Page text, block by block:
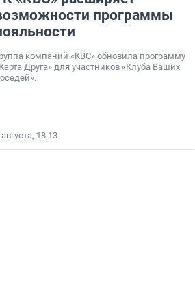
программы
компаний «КВС» обновила программу
Друга» для участников «Клуба Ваших
августа, 18:13